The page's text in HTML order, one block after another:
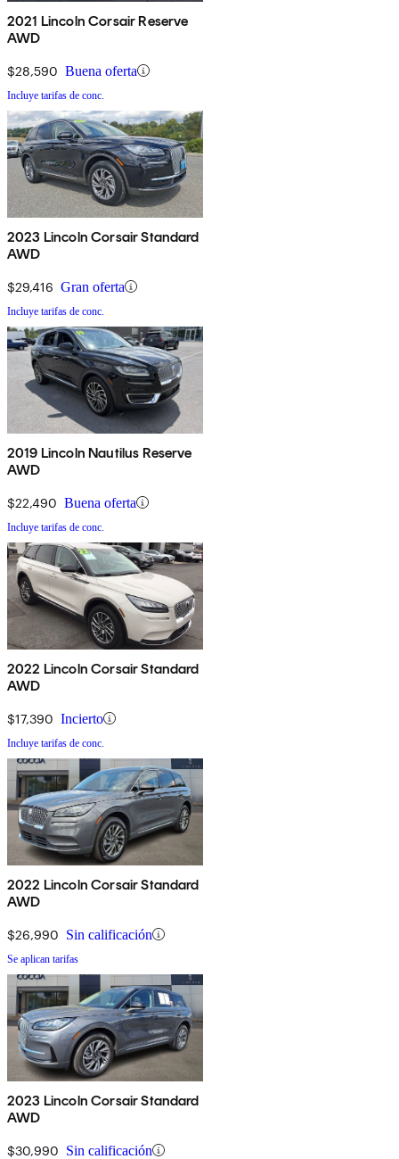
2021 Lincoln Corsair Reserve
AWD
$28,590 Buena oferta
Incluye tarifas de conc.
2023 Lincoln Corsair Standard
AWD
$29,416 Gran oferta
Incluye tarifas de conc.
2019 Lincoln Nautilus Reserve
AWD
$22,490 Buena oferta
Incluye tarifas de conc.
2022 Lincoln Corsair Standard
AWD
$17,390 Incierto
Incluye tarifas de conc.
2022 Lincoln Corsair Standard
AWD
$26,990 Sin calificación
Se aplican tarifas
2023 Lincoln Corsair Standard
AWD
$30,990 Sin calificación